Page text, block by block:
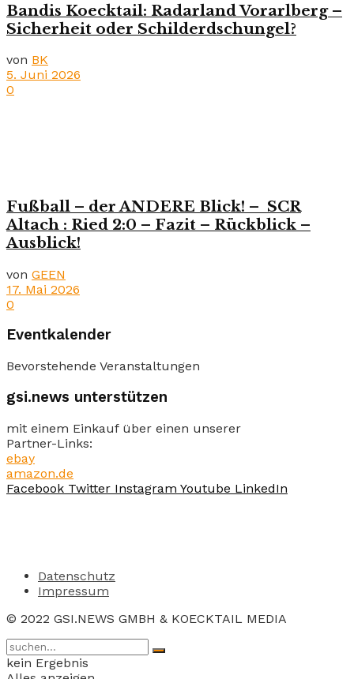
Bandis Koecktail: Radarland Vorarlberg –
Sicherheit oder Schilderdschungel?
von BK
5. Juni 2026
0
Fußball – der ANDERE Blick! – SCR
Altach : Ried 2:0 – Fazit – Rückblick –
Ausblick!
von GEEN
17. Mai 2026
0
Eventkalender
Bevorstehende Veranstaltungen
gsi.news unterstützen
mit einem Einkauf über einen unserer
Partner-Links:
ebay
amazon.de
Facebook Twitter Instagram Youtube LinkedIn
Datenschutz
Impressum
© 2022 GSI.NEWS GMBH & KOECKTAIL MEDIA
kein Ergebnis